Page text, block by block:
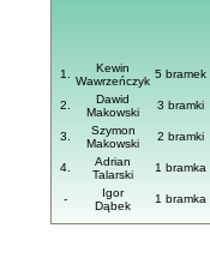
1.
Kewin
Wawrzeńczyk
5 bramek
2.
Dawid
Makowski
3 bramki
3.
Szymon
Makowski
2 bramki
4.
Adrian
Talarski
1 bramka
-
Igor
Dąbek
1 bramka